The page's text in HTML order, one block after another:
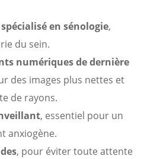
en sénologie,
du sein.
numériques de dernière
des images plus nettes et
de rayons.
, essentiel pour un
anxiogène.
, pour éviter toute attente